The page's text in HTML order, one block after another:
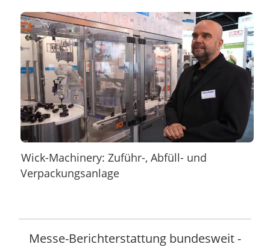
Wick-Machinery: Zuführ-, Abfüll- und
Verpackungsanlage
Messe-Berichterstattung bundesweit -